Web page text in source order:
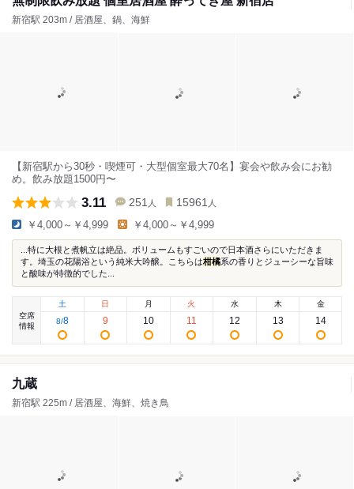
新宿駅 203m / 居酒屋、鍋、海鮮
【新宿駅から30秒・喫煙可・大型個室最大70名】宴会や飲み会にお勧
め。飲み放題1500円〜
3.11 251 人 15961 人
￥4,000～￥4,999 ￥4,000～￥4,999
...特に大根と煮帆立は絶品。ボリュームもすごいので日本酒さらにいただきま
す。埼玉の花陽浴という純米大吟醸。こちらは柑橘系の香りとジューシーな旨味
と酸味が特徴的でした...
空席
情報
土
8/8
日
9
月
10
火
11
水
12
木
13
金
14
九蔵
新宿駅 225m / 居酒屋、海鮮、焼き鳥